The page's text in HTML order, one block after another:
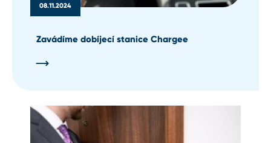
08.11.2024
Zavádíme dobíjecí stanice Chargee